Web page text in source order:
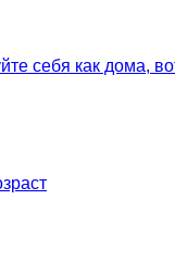
себя как дома,